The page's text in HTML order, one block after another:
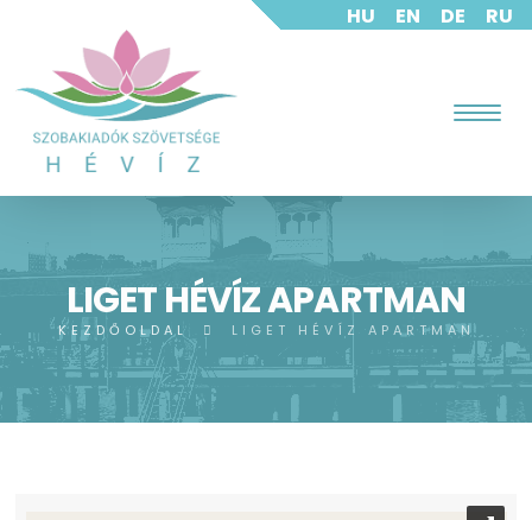
HU EN DE RU
LIGET HÉVÍZ APARTMAN
KEZDŐOLDAL LIGET HÉVÍZ APARTMAN